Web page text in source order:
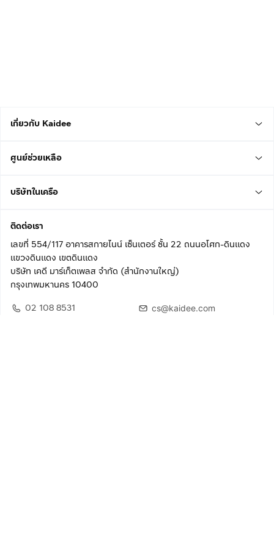
เกี่ยวกับ Kaidee
ศูนย์ช่วยเหลือ
บริษัทในเครือ
ติดต่อเรา
เลขที่ 554/117 อาคารสกายไนน์ เซ็นเตอร์ ชั้น 22 ถนนอโศก-ดินแดง
แขวงดินแดง เขตดินแดง
บริษัท เคดี มาร์เก็ตเพลส จำกัด (สำนักงานใหญ่)
กรุงเทพมหานคร 10400
02 108 8531
cs@kaidee.com